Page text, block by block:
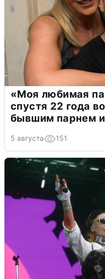
«Моя любимая
спустя 22 года
бывшим парнем
5 августа 151